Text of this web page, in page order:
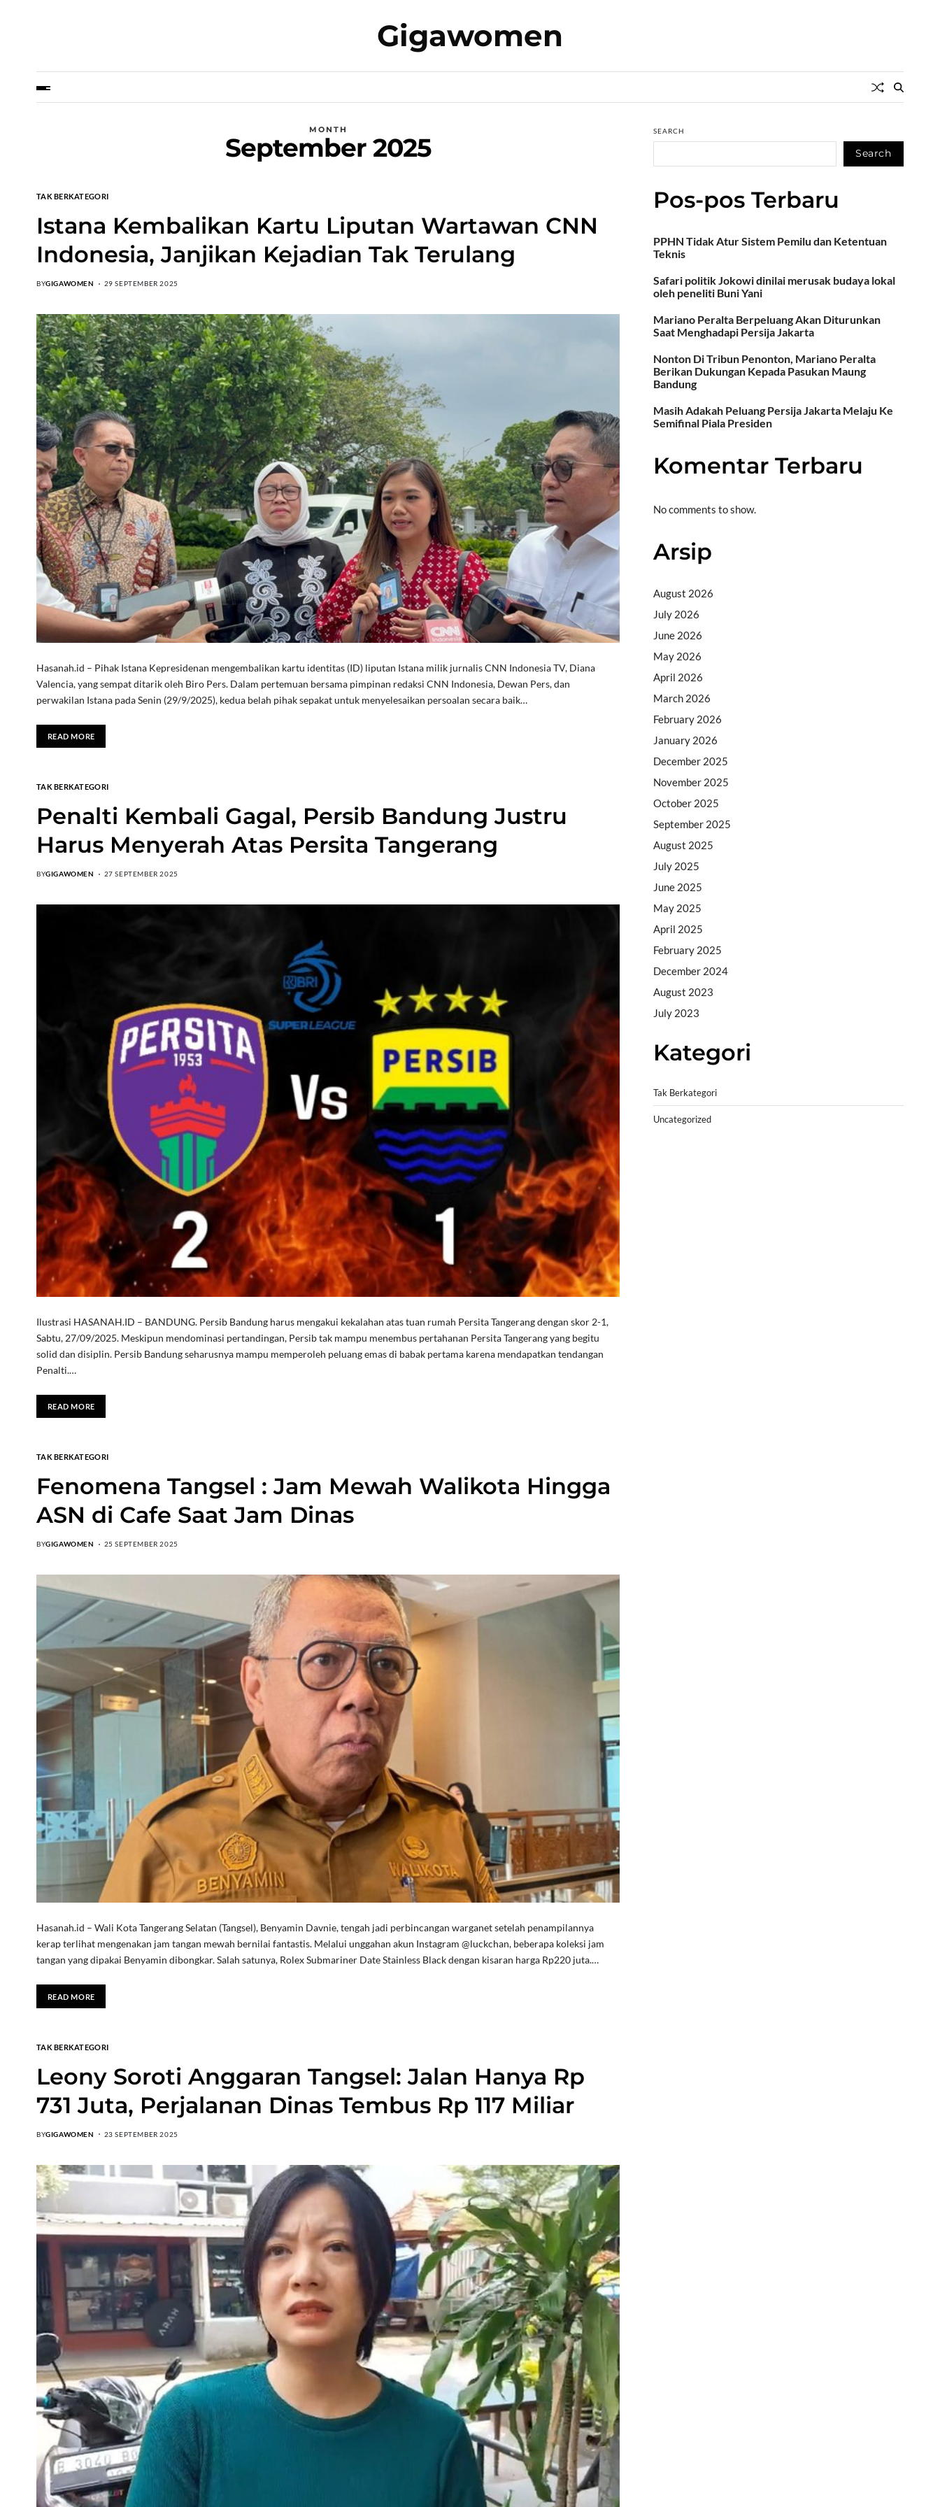
Gigawomen
MONTH
September 2025
TAK BERKATEGORI
Istana Kembalikan Kartu Liputan Wartawan CNN
Indonesia, Janjikan Kejadian Tak Terulang
BYGIGAWOMEN 29 SEPTEMBER 2025
Hasanah.id – Pihak Istana Kepresidenan mengembalikan kartu identitas (ID) liputan Istana milik jurnalis CNN Indonesia TV, Diana
Valencia, yang sempat ditarik oleh Biro Pers. Dalam pertemuan bersama pimpinan redaksi CNN Indonesia, Dewan Pers, dan
perwakilan Istana pada Senin (29/9/2025), kedua belah pihak sepakat untuk menyelesaikan persoalan secara baik…
READ MORE
TAK BERKATEGORI
Penalti Kembali Gagal, Persib Bandung Justru
Harus Menyerah Atas Persita Tangerang
BYGIGAWOMEN 27 SEPTEMBER 2025
Ilustrasi HASANAH.ID – BANDUNG. Persib Bandung harus mengakui kekalahan atas tuan rumah Persita Tangerang dengan skor 2-1,
Sabtu, 27/09/2025. Meskipun mendominasi pertandingan, Persib tak mampu menembus pertahanan Persita Tangerang yang begitu
solid dan disiplin. Persib Bandung seharusnya mampu memperoleh peluang emas di babak pertama karena mendapatkan tendangan
Penalti.…
READ MORE
TAK BERKATEGORI
Fenomena Tangsel : Jam Mewah Walikota Hingga
ASN di Cafe Saat Jam Dinas
BYGIGAWOMEN 25 SEPTEMBER 2025
Hasanah.id – Wali Kota Tangerang Selatan (Tangsel), Benyamin Davnie, tengah jadi perbincangan warganet setelah penampilannya
kerap terlihat mengenakan jam tangan mewah bernilai fantastis. Melalui unggahan akun Instagram @luckchan, beberapa koleksi jam
tangan yang dipakai Benyamin dibongkar. Salah satunya, Rolex Submariner Date Stainless Black dengan kisaran harga Rp220 juta.…
READ MORE
TAK BERKATEGORI
Leony Soroti Anggaran Tangsel: Jalan Hanya Rp
731 Juta, Perjalanan Dinas Tembus Rp 117 Miliar
BYGIGAWOMEN 23 SEPTEMBER 2025
SEARCH
Search
Pos-pos Terbaru
PPHN Tidak Atur Sistem Pemilu dan Ketentuan
Teknis
Safari politik Jokowi dinilai merusak budaya lokal
oleh peneliti Buni Yani
Mariano Peralta Berpeluang Akan Diturunkan
Saat Menghadapi Persija Jakarta
Nonton Di Tribun Penonton, Mariano Peralta
Berikan Dukungan Kepada Pasukan Maung
Bandung
Masih Adakah Peluang Persija Jakarta Melaju Ke
Semifinal Piala Presiden
Komentar Terbaru
No comments to show.
Arsip
August 2026
July 2026
June 2026
May 2026
April 2026
March 2026
February 2026
January 2026
December 2025
November 2025
October 2025
September 2025
August 2025
July 2025
June 2025
May 2025
April 2025
February 2025
December 2024
August 2023
July 2023
Kategori
Tak Berkategori
Uncategorized